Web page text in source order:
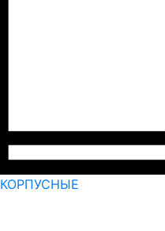
КОРПУСНЫЕ